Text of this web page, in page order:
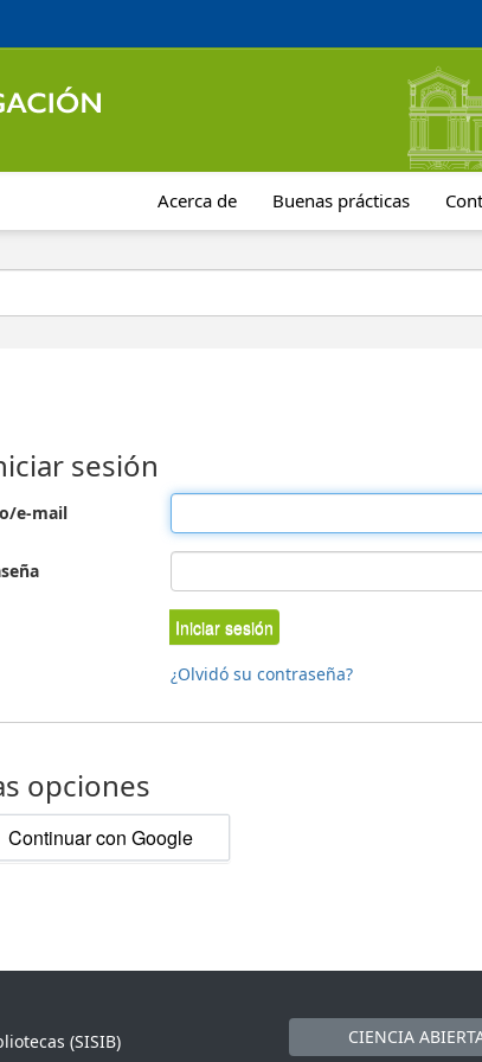
Acerca de Buenas prácticas
sesión
e-mail
Iniciar sesión
¿Olvidó su contraseña?
opciones
Continuar con Google
(SISIB)
CIENCIA